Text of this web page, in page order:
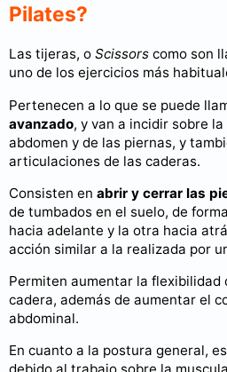
Pilates?
Las tijeras, o Scissors como son
uno de los ejercicios más
Pertenecen a lo que se puede
avanzado, y van a incidir sobre
abdomen y de las piernas, y
articulaciones de las caderas.
Consisten en abrir y cerrar las
de tumbados en el suelo, de
hacia adelante y la otra hacia
acción similar a la realizada por
Permiten aumentar la flexibilidad
cadera, además de aumentar el
abdominal.
En cuanto a la postura general,